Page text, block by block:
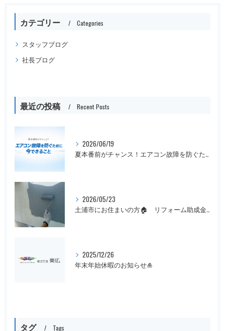
カテゴリー Categories
スタッフブログ
社長ブログ
最近の投稿 Recent Posts
2026/06/19
夏本番前がチャンス！エアコン故障を防ぐために今できること
2026/05/23
土浦市にお住まいの方🏠 リフォーム助成金まだ間に合います！
2025/12/26
年末年始休暇のお知らせ🎍
タグ Tags